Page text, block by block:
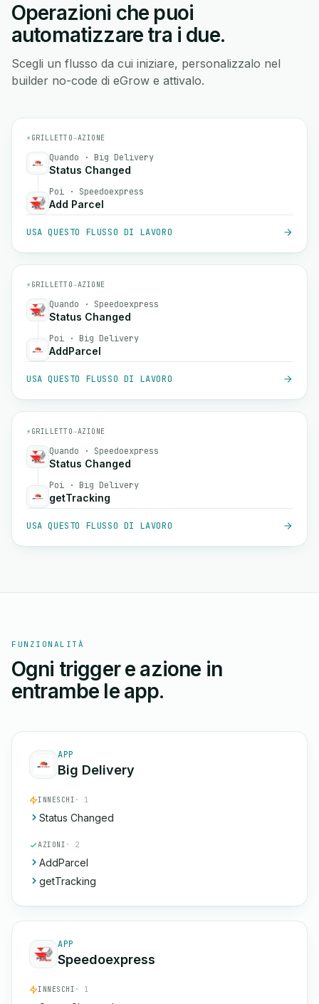
Operazioni che puoi
automatizzare tra i due.
Scegli un flusso da cui iniziare, personalizzalo nel
builder no-code di eGrow e attivalo.
⚡ GRILLETTO→AZIONE
Quando · Big Delivery
Status Changed
Poi · Speedoexpress
Add Parcel
USA QUESTO FLUSSO DI LAVORO
⚡ GRILLETTO→AZIONE
Quando · Speedoexpress
Status Changed
Poi · Big Delivery
AddParcel
USA QUESTO FLUSSO DI LAVORO
⚡ GRILLETTO→AZIONE
Quando · Speedoexpress
Status Changed
Poi · Big Delivery
getTracking
USA QUESTO FLUSSO DI LAVORO
FUNZIONALITÀ
Ogni trigger e azione in
entrambe le app.
APP
Big Delivery
INNESCHI · 1
Status Changed
AZIONI · 2
AddParcel
getTracking
APP
Speedoexpress
INNESCHI · 1